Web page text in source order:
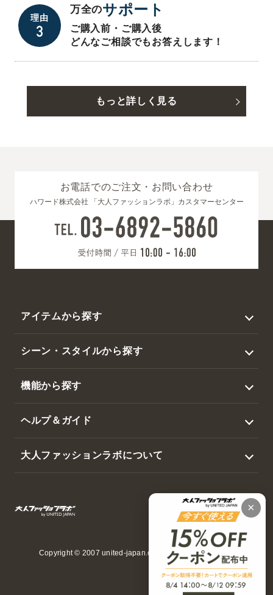
理由
万全のサポート
ご購入前・ご購入後
どんなご相談でもお答えします！
もっと詳しく見る
お電話でのご注文・お問い合わせ
ハワード株式会社 「大人ファッションラボ」カスタマーセンター
アイテムから探す
ジャケット
スラックス・パンツ
シーン・スタイルから探す
ゴルフ
機能から探す
吸水速乾・接触冷感
日本製
ヘルプ＆ガイド
ご利用ガイド
大人ファッションラボについて
選ばれる3つの理由
ご利用規約
Copyright © 2007 united-japan.com All Rights Reserved.